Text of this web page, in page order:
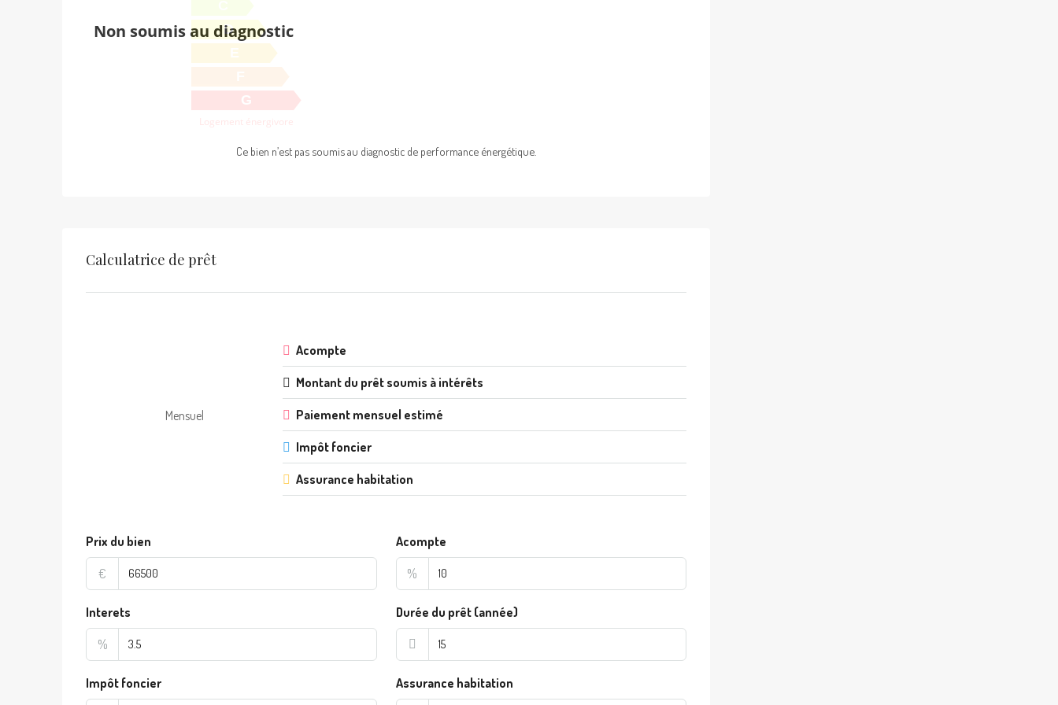
D
E
G
Logement énergivore
Non soumis au diagnostic
Ce bien n’est pas soumis au diagnostic de performance énergétique.
Calculatrice de prêt
Mensuel
Acompte
Montant du prêt soumis à intérêts
Paiement mensuel estimé
Impôt foncier
Assurance habitation
Prix du bien
€
Acompte
%
Interets
%
Durée du prêt (année)
Impôt foncier Assurance habitation